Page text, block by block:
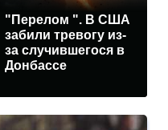
"Перелом ". В США
забили тревогу из-
за случившегося в
Донбассе